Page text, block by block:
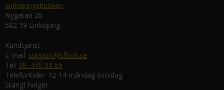
Linköpingsbutiken
Nygatan 20
582 19 Linköping
Kundtjänst
E-mail: support@sfbok.se
Tel: 08–440 00 66
Telefontider: 12-14 måndag-torsdag
Stängt helger